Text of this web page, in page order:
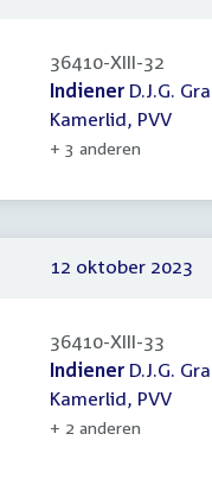
36410-XIII-32
IndienerD.J.G.
Kamerlid, PVV
+ 3 anderen
12 oktober 2023
36410-XIII-33
IndienerD.J.G.
Kamerlid, PVV
+ 2 anderen